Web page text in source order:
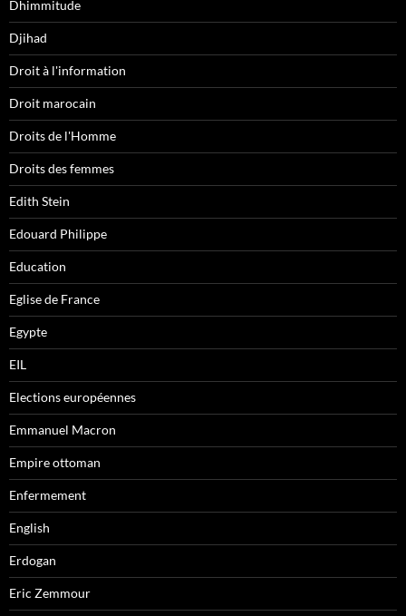
Dhimmitude
Djihad
Droit à l'information
Droit marocain
Droits de l'Homme
Droits des femmes
Edith Stein
Edouard Philippe
Education
Eglise de France
Egypte
EIL
Elections européennes
Emmanuel Macron
Empire ottoman
Enfermement
English
Erdogan
Eric Zemmour